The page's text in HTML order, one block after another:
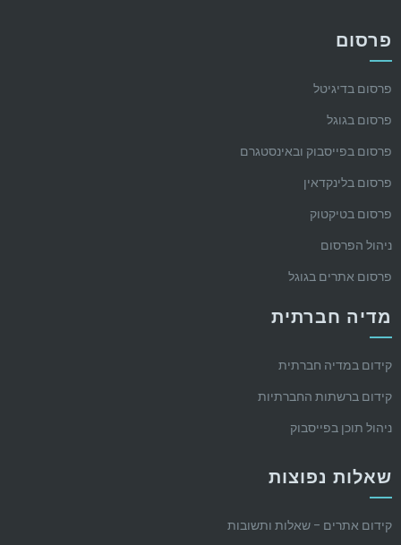
פרסום
פרסום בדיגיטל
פרסום בגוגל
פרסום בפייסבוק ובאינסטגרם
פרסום בלינקדאין
פרסום בטיקטוק
ניהול הפרסום
פרסום אתרים בגוגל
מדיה חברתית
קידום במדיה חברתית
קידום ברשתות החברתיות
ניהול תוכן בפייסבוק
שאלות נפוצות
קידום אתרים – שאלות ותשובות